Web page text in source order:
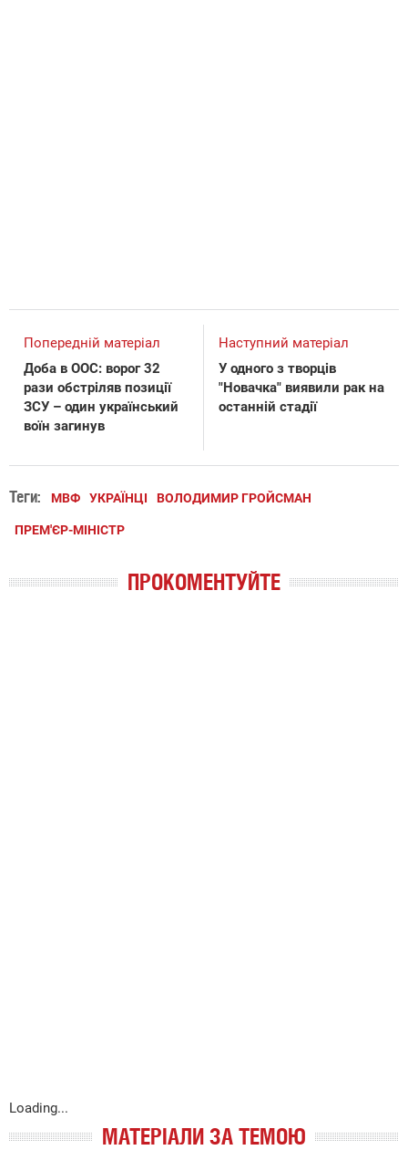
Попередній матеріал
Доба в ООС: ворог 32
рази обстріляв позиції
ЗСУ – один український
воїн загинув
Наступний матеріал
У одного з творців
"Новачка" виявили рак на
останній стадії
Теги: МВФ УКРАЇНЦІ ВОЛОДИМИР ГРОЙСМАН
ПРЕМ'ЄР-МІНІСТР
ПРОКОМЕНТУЙТЕ
Loading...
МАТЕРІАЛИ ЗА ТЕМОЮ